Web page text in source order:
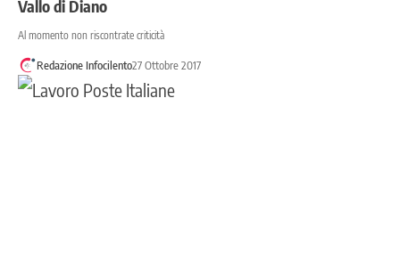
Vallo di Diano
Al momento non riscontrate criticità
Redazione Infocilento27 Ottobre 2017